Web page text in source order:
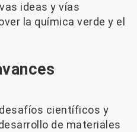
ideas y vías
la química verde y el
científicos y
de materiales